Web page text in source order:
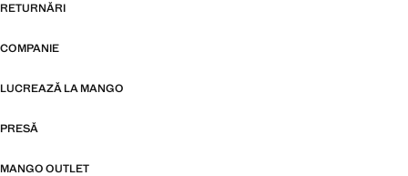
RETURNĂRI
COMPANIE
LUCREAZĂ LA MANGO
PRESĂ
MANGO OUTLET